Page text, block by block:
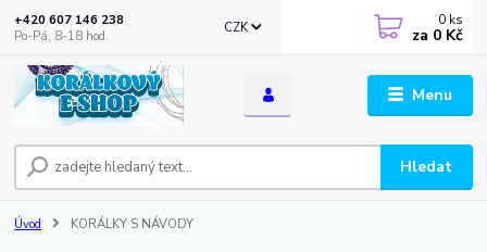
Menu
CZK
Hledat
+420 607 146 238
Po-Pá, 8-18 hod.
0 ks
za 0 Kč
Úvod KORÁLKY S NÁVODY